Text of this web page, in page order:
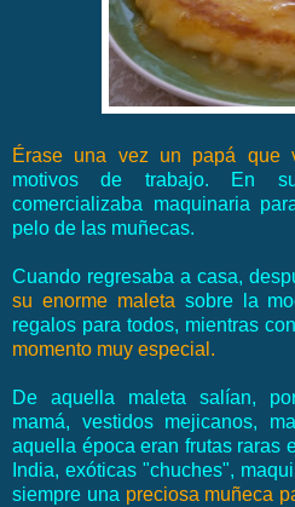
Érase una vez un papá que
motivos de trabajo. En
comercializaba maquinaria
pelo de las muñecas.
Cuando regresaba a casa,
su enorme maletasobre la
regalos para todos, mientras
momento muy especial.
De aquella maleta salían,
mamá, vestidos mejicanos,
aquella época eran frutas raras
India, exóticas "chuches",
siempre una preciosa muñeca